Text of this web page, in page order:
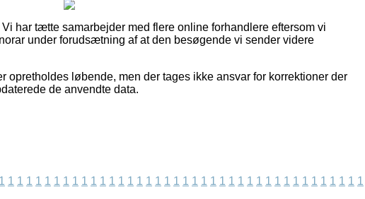
har tætte samarbejder med flere online forhandlere eftersom vi
under forudsætning af at den besøgende vi sender videre
opretholdes løbende, men der tages ikke ansvar for korrektioner der
de anvendte data.
1 1 1 1 1 1 1 1 1 1 1 1 1 1 1 1 1 1 1 1 1 1 1 1 1 1 1 1 1 1 1 1 1 1 1 1 1 1 1 1